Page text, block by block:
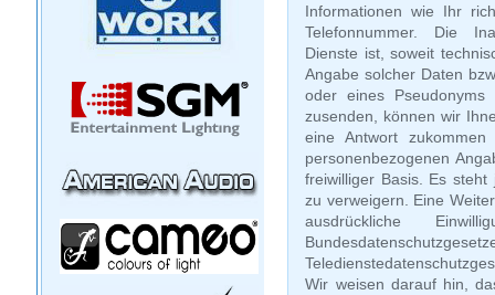
Informationen wie Ihr
Telefonnummer. Die
Dienste ist, soweit
Angabe solcher Daten
oder eines
zusenden, können wir
eine Antwort
personenbezogenen
freiwilliger Basis. Es
zu verweigern. Eine
ausdrückliche
Wir weisen darauf hin,